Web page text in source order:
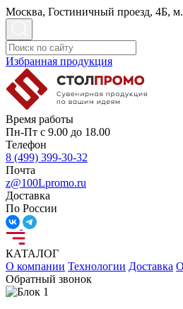
Москва, Гостиничный проезд, 4Б,
Избранная продукция
Время работы
Пн-Пт с 9.00 до 18.00
Телефон
8 (499) 399-30-32
Почта
z@100Lpromo.ru
Доставка
По России
КАТАЛОГ
О компании Технологии Доставка
Обратный звонок